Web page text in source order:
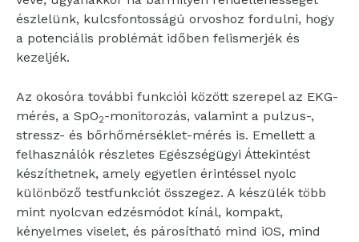
észlelünk, kulcsfontosságú orvoshoz fordulni, hogy
a potenciális problémát időben felismerjék és
kezeljék.
Az okosóra további funkciói között szerepel az EKG-
mérés, a SpO2-monitorozás, valamint a pulzus-,
stressz- és bőrhőmérséklet-mérés is. Emellett a
felhasználók részletes Egészségügyi Áttekintést
készíthetnek, amely egyetlen érintéssel nyolc
különböző testfunkciót összegez. A készülék több
mint nyolcvan edzésmódot kínál, kompakt,
kényelmes viselet, és párosítható mind iOS, mind